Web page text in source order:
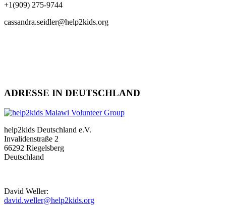
+1(909) 275-9744
cassandra.seidler@help2kids.org
ADRESSE IN DEUTSCHLAND
help2kids Deutschland e.V.
Invalidenstraße 2
66292 Riegelsberg
Deutschland
David Weller:
david.weller@help2kids.org